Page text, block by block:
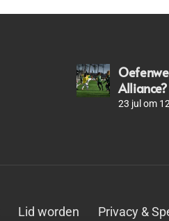
Alliance?
23 jul om
Lid worden Privacy &